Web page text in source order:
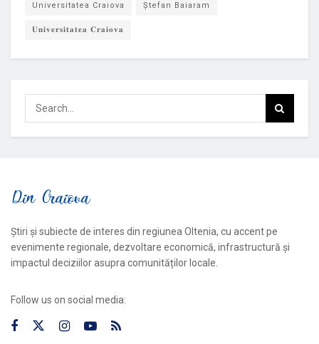
Universitatea Craiova Ștefan Baiaram
𝐔𝐧𝐢𝐯𝐞𝐫𝐬𝐢𝐭𝐚𝐭𝐞𝐚 𝐂𝐫𝐚𝐢𝐨𝐯𝐚
Știri și subiecte de interes din regiunea Oltenia, cu accent pe
evenimente regionale, dezvoltare economică, infrastructură și
impactul deciziilor asupra comunităților locale.
Follow us on social media: